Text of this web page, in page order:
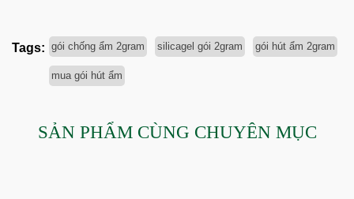
Tags: gói chống ẩm 2gram silicagel gói 2gram gói hút ẩm 2gram
mua gói hút ẩm
SẢN PHẨM CÙNG CHUYÊN MỤC